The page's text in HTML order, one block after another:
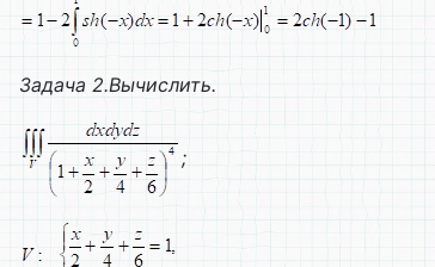
Задача 2.Вычислить.
;